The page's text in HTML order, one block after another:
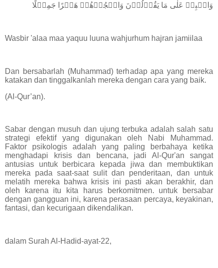
وَاصۡبِرۡ عَلٰى مَا يَقُوۡلُوۡنَ وَاهۡجُرۡهُمۡ هَجۡرًا جَمِيۡلًا
Wasbir 'alaa maa yaquu luuna wahjurhum hajran jamiilaa
Dan bersabarlah (Muhammad) terhadap apa yang mereka
katakan dan tinggalkanlah mereka dengan cara yang baik.
(Al-Qur’an).
Sabar dengan musuh dan ujung terbuka adalah salah satu
strategi efektif yang digunakan oleh Nabi Muhammad.
Faktor psikologis adalah yang paling berbahaya ketika
menghadapi krisis dan bencana, jadi Al-Qur'an sangat
antusias untuk berbicara kepada jiwa dan membuktikan
mereka pada saat-saat sulit dan penderitaan, dan untuk
melatih mereka bahwa krisis ini pasti akan berakhir, dan
oleh karena itu kita harus berkomitmen. untuk bersabar
dengan gangguan ini, karena perasaan percaya, keyakinan,
fantasi, dan kecurigaan dikendalikan.
dalam Surah Al-Hadid-ayat-22,